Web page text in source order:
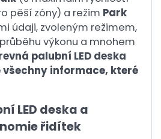
pěší zóny) a režim Park
údaji, zvoleným režimem,
výkonu a mnohem
palubní LED deska
informace, které
LED deska a
řidítek